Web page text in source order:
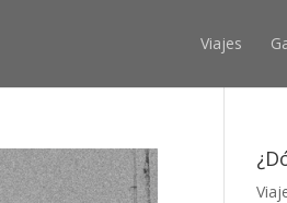
Viajes